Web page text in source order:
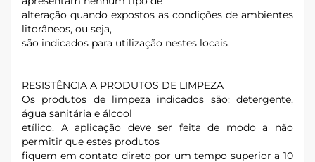
alteração quando expostos as condições de ambientes
litorâneos, ou seja,
são indicados para utilização nestes locais.
RESISTÊNCIA A PRODUTOS DE LIMPEZA
Os produtos de limpeza indicados são: detergente,
água sanitária e álcool
etílico. A aplicação deve ser feita de modo a não
permitir que estes produtos
fiquem em contato direto por um tempo superior a 10